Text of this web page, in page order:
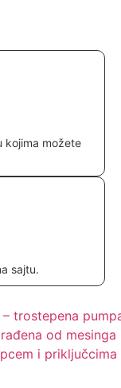
kojima možete
sajtu.